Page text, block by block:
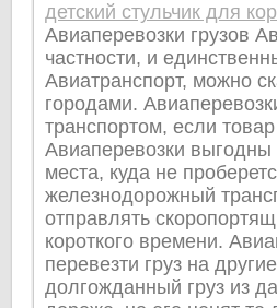
детский стульчик для
Авиаперевозки грузов
частности, и
Авиатранспорт, можно
городами.
транспортом, если
Авиаперевозки выгодны
места, куда не
железнодорожный
отправлять
короткого времени.
перевезти груз на
долгожданный груз из